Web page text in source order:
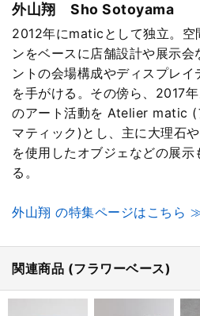
外山翔 Sho Sotoyama
2012年にmaticとして独立。空
ンをベースに店舗設計や展示会
ントの会場構成やディスプレイ
を手がける。その傍ら、2017
のアート活動を Atelier matic (
マティック)とし、主に大理石
を使用したオブジェなどの展
る。
外山翔 の特集ページはこちら
関連商品 (フラワーベース)